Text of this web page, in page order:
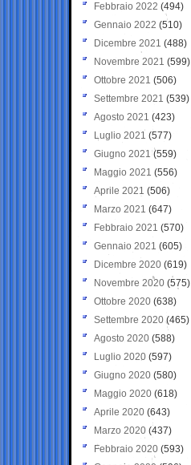
Febbraio 2022 (494)
Gennaio 2022 (510)
Dicembre 2021 (488)
Novembre 2021 (599)
Ottobre 2021 (506)
Settembre 2021 (539)
Agosto 2021 (423)
Luglio 2021 (577)
Giugno 2021(559)
Maggio 2021 (556)
Aprile 2021 (506)
Marzo 2021 (647)
Febbraio 2021 (570)
Gennaio 2021 (605)
Dicembre 2020 (619)
Novembre 2020 (575)
Ottobre 2020 (638)
Settembre 2020(465)
Agosto 2020 (588)
Luglio 2020 (597)
Giugno 2020 (580)
Maggio 2020 (618)
Aprile 2020 (643)
Marzo 2020 (437)
Febbraio 2020 (593)